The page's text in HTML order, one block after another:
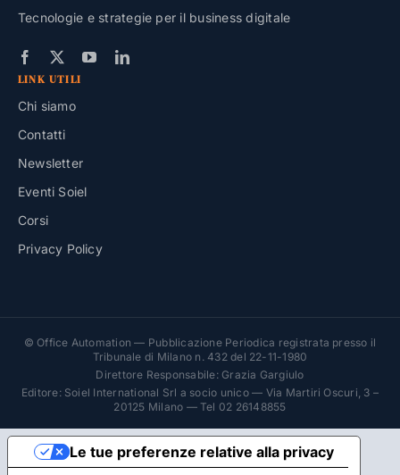
Tecnologie e strategie per il business digitale
LINK UTILI
Chi siamo
Contatti
Newsletter
Eventi Soiel
Corsi
Privacy Policy
© Office Automation — Pubblicazione Periodica registrata presso il
Tribunale di Milano n. 432 del 22-11-1980
Direttore Responsabile: Grazia Gargiulo
Editore: Soiel International Srl a socio unico — Via Martiri Oscuri, 3 –
20125 Milano — Tel 02 26148855
Le tue preferenze relative alla privacy